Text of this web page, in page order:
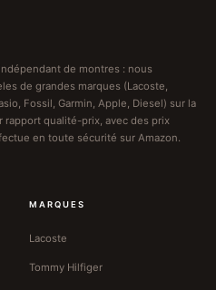
de montres : nous
de grandes marques (Lacoste,
Fossil, Garmin, Apple, Diesel) sur la
qualité-prix, avec des prix
en toute sécurité sur Amazon.
MARQUES
Lacoste
Tommy Hilfiger